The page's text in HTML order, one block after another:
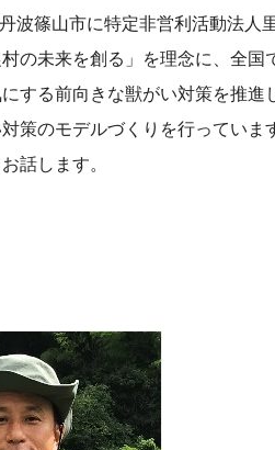
波篠山市に特定非営利活動法人
の未来を創る」を理念に、全国
する前向きな獣がい対策を推進
策のモデルづくりを行っていま
話します。